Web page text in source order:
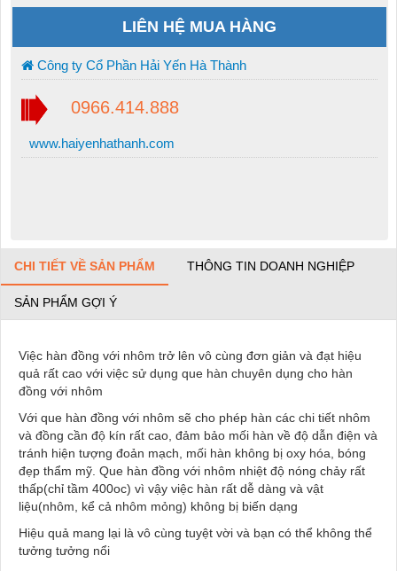
LIÊN HỆ MUA HÀNG
Công ty Cổ Phần Hải Yến Hà Thành
0966.414.888
www.haiyenhathanh.com
CHI TIẾT VỀ SẢN PHẨM THÔNG TIN DOANH NGHIỆP
SẢN PHẨM GỢI Ý
Việc hàn đồng với nhôm trở lên vô cùng đơn giản và đạt hiệu
quả rất cao với việc sử dụng que hàn chuyên dụng cho hàn
đồng với nhôm
Với que hàn đồng với nhôm sẽ cho phép hàn các chi tiết nhôm
và đồng cần độ kín rất cao, đảm bảo mối hàn về độ dẫn điện và
tránh hiện tượng đoản mạch, mối hàn không bị oxy hóa, bóng
đẹp thẩm mỹ. Que hàn đồng với nhôm nhiệt độ nóng chảy rất
thấp(chỉ tầm 400oc) vì vậy việc hàn rất dễ dàng và vật
liệu(nhôm, kể cả nhôm mỏng) không bị biến dạng
Hiệu quả mang lại là vô cùng tuyệt vời và bạn có thể không thể
tưởng tưởng nổi